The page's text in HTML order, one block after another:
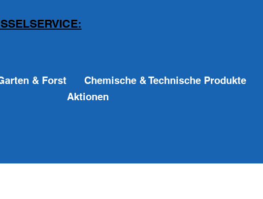
& Forst
Chemische & Technische Produkte
Aktionen